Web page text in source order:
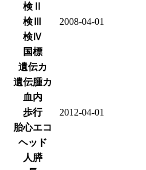
検Ⅱ
検Ⅲ
2008-04-01
検Ⅳ
国標
遺伝カ
遺伝腫カ
血内
歩行
2012-04-01
胎心エコ
ヘッド
人膵